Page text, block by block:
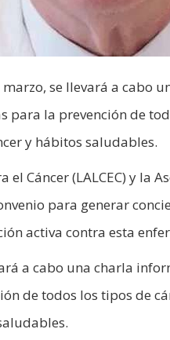
marzo, se llevará a
la prevención de
y hábitos saludables.
el Cáncer (LALCEC) y la
para generar
activa contra esta
a cabo una charla
de todos los tipos de